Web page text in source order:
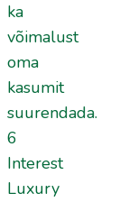
ka
võimalust
oma
kasumit
suurendada.
6
Interest
Luxury